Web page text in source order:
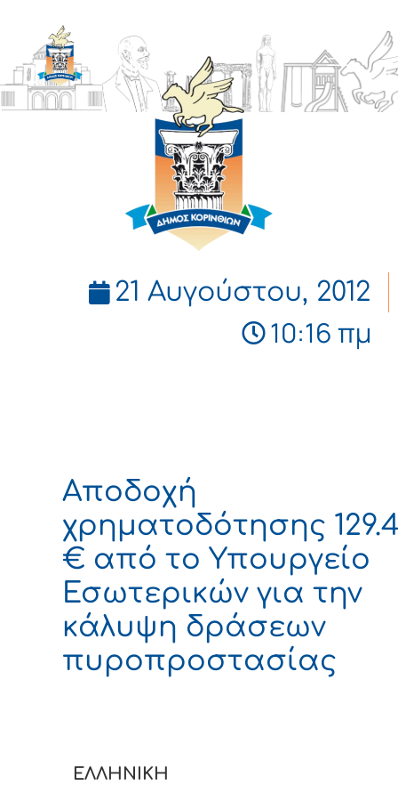
ΔΗΜΟΣ
ΚΟΡΙΝΘΙΩΝ
21 Αυγούστου, 2012
10:16 πμ
Αποδοχή
χρηματοδότησης
€ από το Υπουργείο
Εσωτερικών για την
κάλυψη δράσεων
πυροπροστασίας
ΕΛΛΗΝΙΚΗ